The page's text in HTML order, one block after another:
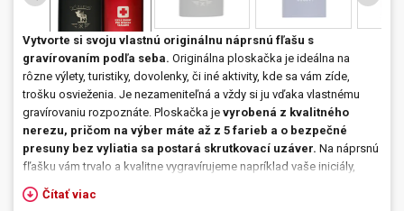
Úvod
Novinky Blog
Kontakty
Môj profil
Vytvorte si svoju vlastnú originálnu náprsnú fľašu s
gravírovaním podľa seba. Originálna ploskačka je ideálna na
rôzne výlety, turistiky, dovolenky, či iné aktivity, kde sa vám zíde,
trošku osvieženia. Je nezameniteľná a vždy si ju vďaka vlastnému
gravírovaniu rozpoznáte. Ploskačka je vyrobená z kvalitného
nerezu, pričom na výber máte až z 5 farieb a o bezpečné
presuny bez vyliatia sa postará skrutkovací uzáver. Na náprsnú
fľašku vám trvalo a kvalitne vygravírujeme napríklad vaše iniciály,
logo vašej spoločnosti, vtipný text, či akýkoľvek symbol, napr.
symbol značky 50 v kruhu ako
Čítať viac